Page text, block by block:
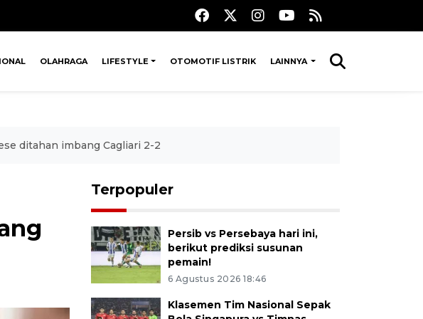
OLAHRAGA LIFESTYLE OTOMOTIF LISTRIK LAINNYA
ditahan imbang Cagliari 2-2
Terpopuler
Persib vs Persebaya hari ini,
berikut prediksi susunan
pemain!
6 Agustus 2026 18:46
Klasemen Tim Nasional Sepak